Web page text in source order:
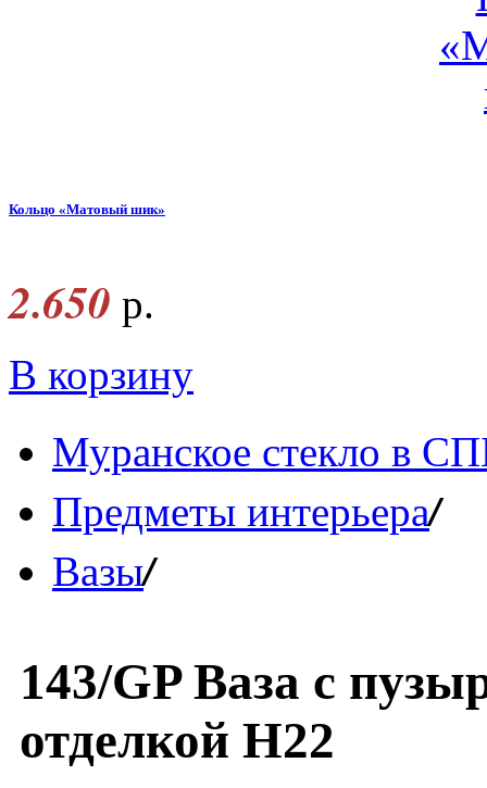
Кольцо «Матовый шик»
2.650 р.
В корзину
Муранское стекло в
Предметы интерьера/
Вазы/
143/GP Ваза с
отделкой Н22